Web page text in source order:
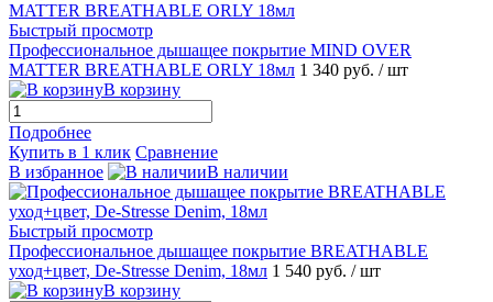
Быстрый просмотр
Профессиональное дышащее покрытие MIND OVER
MATTER BREATHABLE ORLY 18мл 1 340 руб. / шт
В корзину
Подробнее
Купить в 1 клик Сравнение
В избранное
В наличии
Быстрый просмотр
Профессиональное дышащее покрытие BREATHABLE
уход+цвет, De-Stresse Denim, 18мл 1 540 руб. / шт
В корзину